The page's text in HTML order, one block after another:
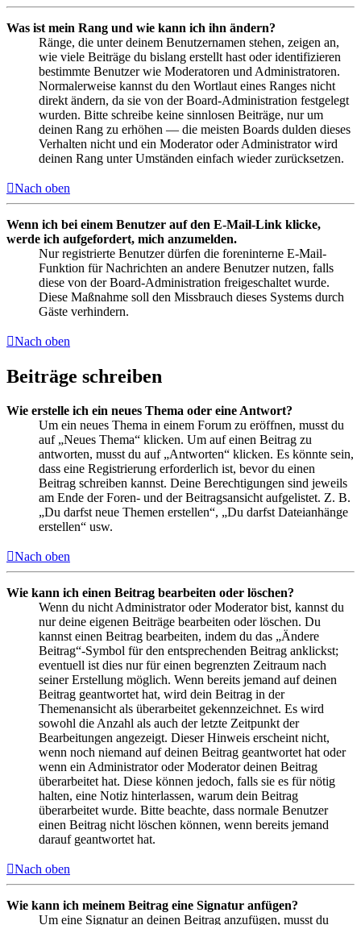
Was ist mein Rang und wie kann ich ihn ändern?
Ränge, die unter deinem Benutzernamen stehen, zeigen an,
wie viele Beiträge du bislang erstellt hast oder identifizieren
bestimmte Benutzer wie Moderatoren und Administratoren.
Normalerweise kannst du den Wortlaut eines Ranges nicht
direkt ändern, da sie von der Board-Administration festgelegt
wurden. Bitte schreibe keine sinnlosen Beiträge, nur um
deinen Rang zu erhöhen — die meisten Boards dulden dieses
Verhalten nicht und ein Moderator oder Administrator wird
deinen Rang unter Umständen einfach wieder zurücksetzen.
Nach oben
Wenn ich bei einem Benutzer auf den E-Mail-Link klicke,
werde ich aufgefordert, mich anzumelden.
Nur registrierte Benutzer dürfen die foreninterne E-Mail-
Funktion für Nachrichten an andere Benutzer nutzen, falls
diese von der Board-Administration freigeschaltet wurde.
Diese Maßnahme soll den Missbrauch dieses Systems durch
Gäste verhindern.
Nach oben
Beiträge schreiben
Wie erstelle ich ein neues Thema oder eine Antwort?
Um ein neues Thema in einem Forum zu eröffnen, musst du
auf „Neues Thema“ klicken. Um auf einen Beitrag zu
antworten, musst du auf „Antworten“ klicken. Es könnte sein,
dass eine Registrierung erforderlich ist, bevor du einen
Beitrag schreiben kannst. Deine Berechtigungen sind jeweils
am Ende der Foren- und der Beitragsansicht aufgelistet. Z. B.
„Du darfst neue Themen erstellen“, „Du darfst Dateianhänge
erstellen“ usw.
Nach oben
Wie kann ich einen Beitrag bearbeiten oder löschen?
Wenn du nicht Administrator oder Moderator bist, kannst du
nur deine eigenen Beiträge bearbeiten oder löschen. Du
kannst einen Beitrag bearbeiten, indem du das „Ändere
Beitrag“-Symbol für den entsprechenden Beitrag anklickst;
eventuell ist dies nur für einen begrenzten Zeitraum nach
seiner Erstellung möglich. Wenn bereits jemand auf deinen
Beitrag geantwortet hat, wird dein Beitrag in der
Themenansicht als überarbeitet gekennzeichnet. Es wird
sowohl die Anzahl als auch der letzte Zeitpunkt der
Bearbeitungen angezeigt. Dieser Hinweis erscheint nicht,
wenn noch niemand auf deinen Beitrag geantwortet hat oder
wenn ein Administrator oder Moderator deinen Beitrag
überarbeitet hat. Diese können jedoch, falls sie es für nötig
halten, eine Notiz hinterlassen, warum dein Beitrag
überarbeitet wurde. Bitte beachte, dass normale Benutzer
einen Beitrag nicht löschen können, wenn bereits jemand
darauf geantwortet hat.
Nach oben
Wie kann ich meinem Beitrag eine Signatur anfügen?
Um eine Signatur an deinen Beitrag anzufügen, musst du